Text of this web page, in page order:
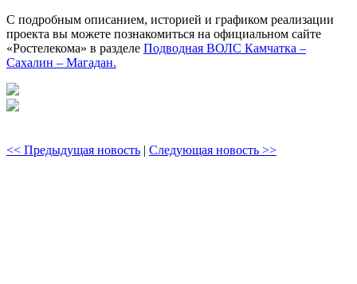
С подробным описанием, историей и графиком реализации
проекта вы можете познакомиться на официальном сайте
«Ростелекома» в разделе Подводная ВОЛС Камчатка –
Сахалин – Магадан.
<< Предыдущая новость | Следующая новость >>